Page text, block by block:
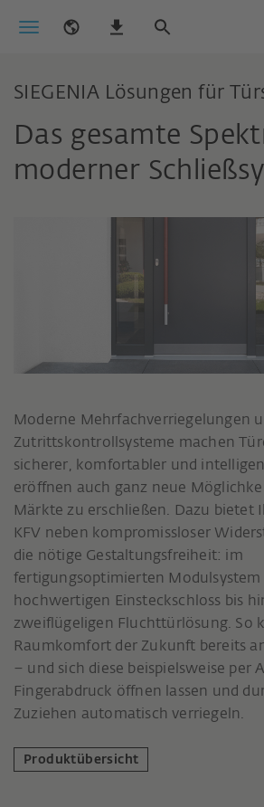
SIEGENIA Lösungen für
Das gesamte
moderner
Moderne Mehrfachverriegelungen
Zutrittskontrollsysteme machen
sicherer, komfortabler und
eröffnen auch ganz neue
Märkte zu erschließen. Dazu bietet
KFV neben kompromissloser
die nötige Gestaltungsfreiheit: im
fertigungsoptimierten Modulsystem
hochwertigen Einsteckschloss bis
zweiflügeligen Fluchttürlösung. So
Raumkomfort der Zukunft bereits
– und sich diese beispielsweise per
Fingerabdruck öffnen lassen und
Zuziehen automatisch verriegeln.
Produktübersicht